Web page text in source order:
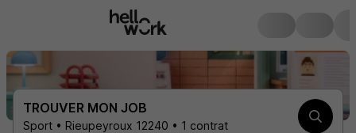
TROUVER MON JOB
Sport • Rieupeyroux 12240 • 1 contrat